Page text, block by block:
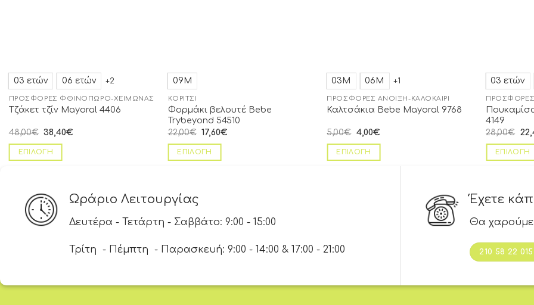
03 ετών 06 ετών +2
ΠΡΟΣΦΟΡΈΣ ΦΘΙΝΌΠΩΡΟ-ΧΕΙΜΏΝΑΣ
Τζάκετ τζίν Mayoral 4406
48,00€ 38,40€
ΕΠΙΛΟΓΉ
09Μ
ΚΟΡΊΤΣΙ
Φορμάκι βελουτέ Bebe
Trybeyond 54510
22,00€ 17,60€
ΕΠΙΛΟΓΉ
03Μ 06Μ +1
ΠΡΟΣΦΟΡΈΣ ΆΝΟΙΞΗ-ΚΑΛΟΚΑΊΡΙ
Καλτσάκια Bebe Mayoral 9768
5,00€ 4,00€
ΕΠΙΛΟΓΉ
03 ετών
4149
28,00€
ΕΠΙΛΟΓΉ
Ωράριο Λειτουργίας
Δευτέρα - Τετάρτη - Σαββάτο: 9:00 - 15:00
Τρίτη - Πέμπτη - Παρασκευή: 9:00 - 14:00 & 17:00 - 21:00
Έχετε
Θα χαρούμε
210 58 22 015